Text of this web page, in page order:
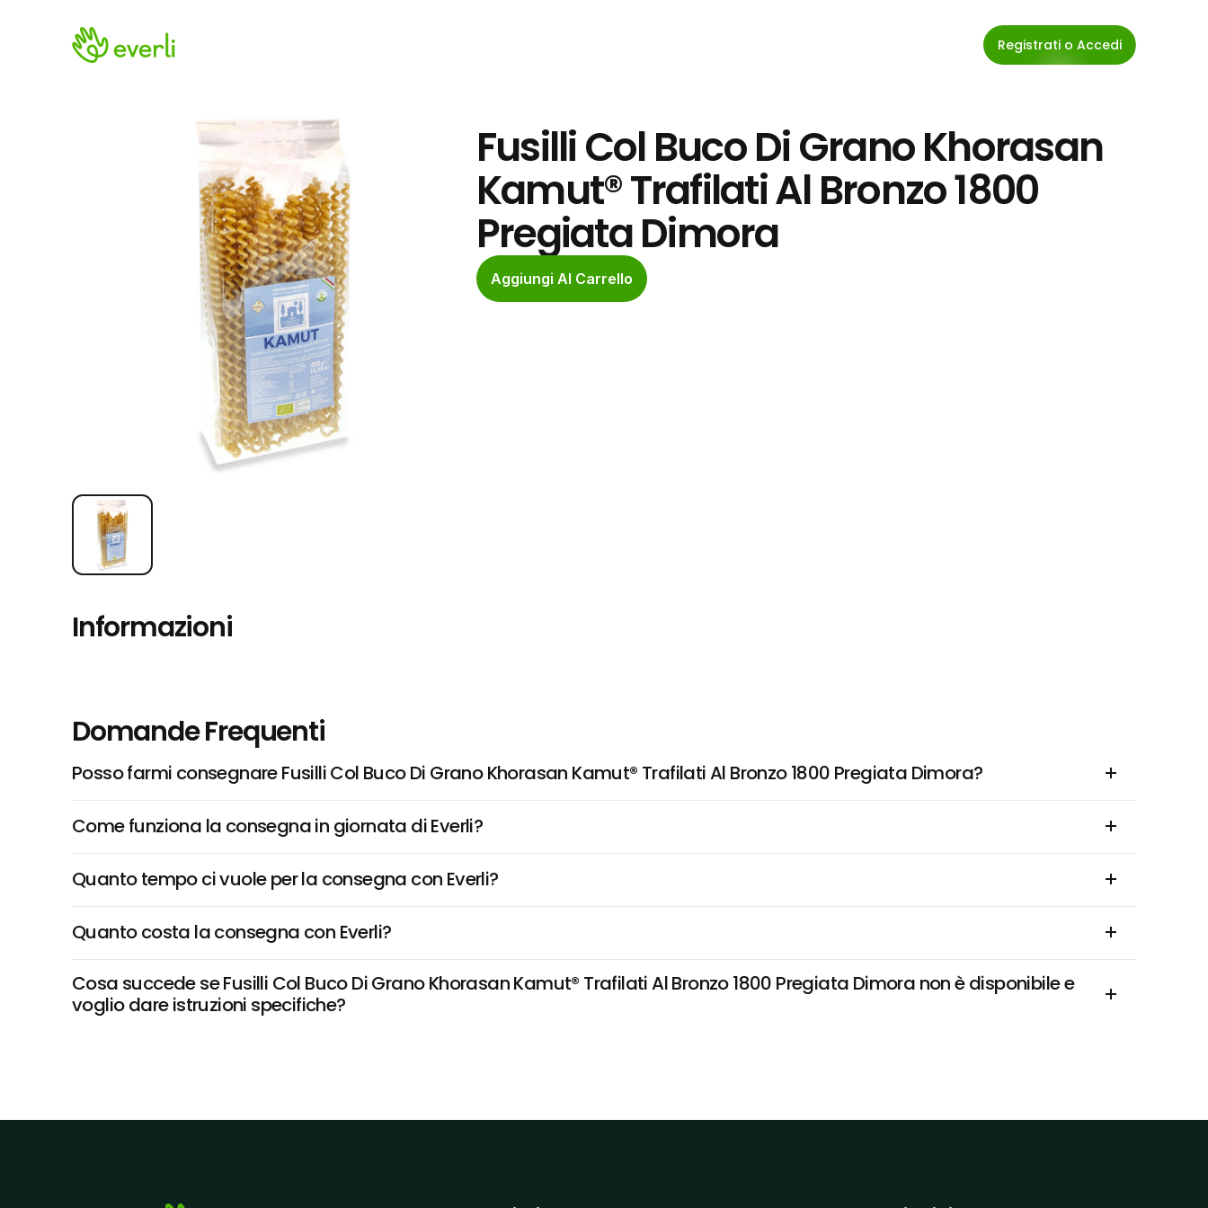
Registrati o Accedi
Fusilli Col Buco Di Grano Khorasan
Kamut® Trafilati Al Bronzo 1800
Pregiata Dimora
Aggiungi Al Carrello
Informazioni
Domande Frequenti
Posso farmi consegnare Fusilli Col Buco Di Grano Khorasan Kamut® Trafilati Al Bronzo 1800 Pregiata Dimora?
Come funziona la consegna in giornata di Everli?
Quanto tempo ci vuole per la consegna con Everli?
Quanto costa la consegna con Everli?
Cosa succede se Fusilli Col Buco Di Grano Khorasan Kamut® Trafilati Al Bronzo 1800 Pregiata Dimora non è disponibile e
voglio dare istruzioni specifiche?